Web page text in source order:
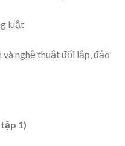
luật
nghệ thuật đối lập, đảo
1)